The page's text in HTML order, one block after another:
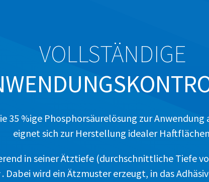
VOLLSTÄNDIGE
35 %ige Phosphorsäurelösung zur Anwendung
eignet sich zur Herstellung idealer
in seiner Ätztiefe (durchschnittliche Tiefe
. Dabei wird ein Ätzmuster erzeugt, in das